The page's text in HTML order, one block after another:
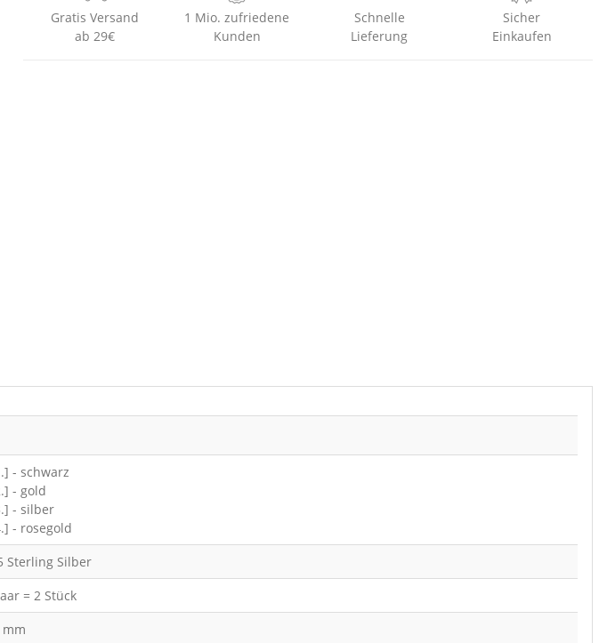
Gratis Versand
ab 29€
1 Mio. zufriedene
Kunden
Schnelle
Lieferung
Sicher
Einkaufen
- schwarz
- gold
- silber
- rosegold
Sterling Silber
= 2 Stück
mm